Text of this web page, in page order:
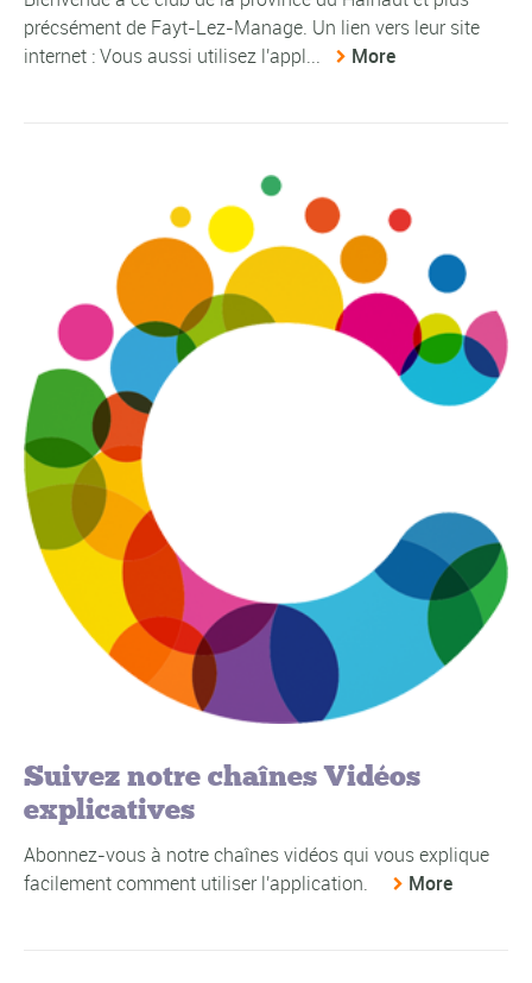
précsément de Fayt-Lez-Manage. Un lien vers leur site
internet : Vous aussi utilisez l'appl...
More
Suivez notre chaînes Vidéos
explicatives
Abonnez-vous à notre chaînes vidéos qui vous explique
facilement comment utiliser l'application.
More